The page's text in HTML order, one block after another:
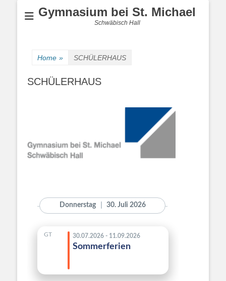
Gymnasium bei St. Michael
Schwäbisch Hall
Home » SCHÜLERHAUS
SCHÜLERHAUS